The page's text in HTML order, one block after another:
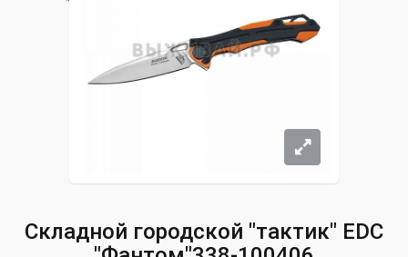
Складной городской "тактик" EDC